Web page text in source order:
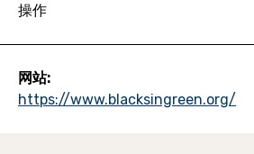
操作
网站:
https://www.blacksingreen.org/